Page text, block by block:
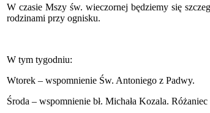
W czasie Mszy św. wieczornej będziemy się
rodzinami przy ognisku.
W tym tygodniu:
Wtorek – wspomnienie Św. Antoniego z Padwy.
Środa – wspomnienie bł. Michała Kozala.